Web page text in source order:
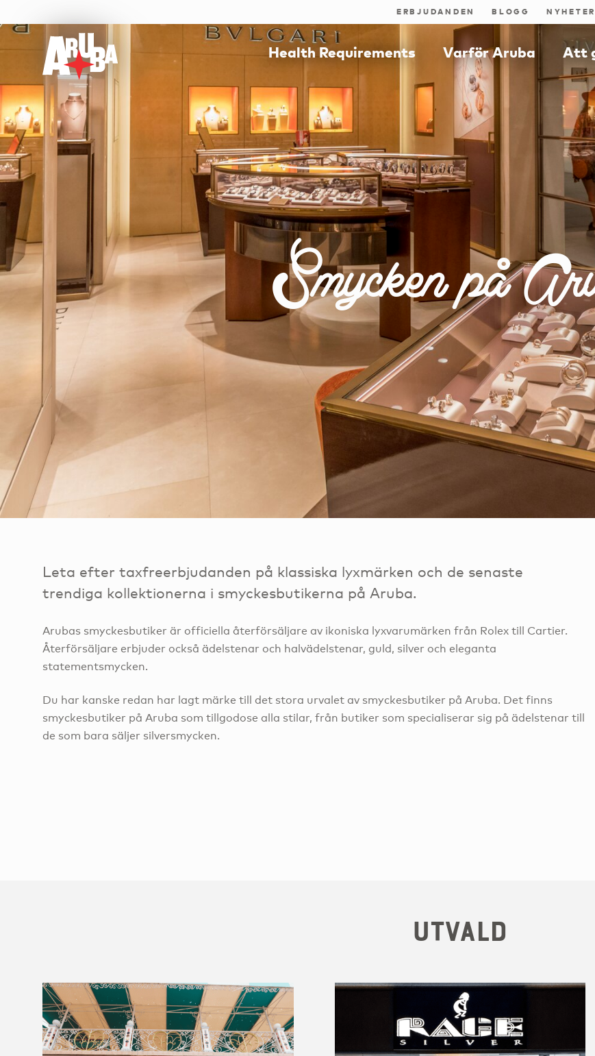
ERBJUDANDEN BLOGG NYHETER
Health Requirements Varför Aruba Att
Smycken på
Leta efter taxfreerbjudanden på klassiska lyxmärken och de senaste
trendiga kollektionerna i smyckesbutikerna på Aruba.
Arubas smyckesbutiker är officiella återförsäljare av ikoniska lyxvarumärken från Rolex till Cartier.
Återförsäljare erbjuder också ädelstenar och halvädelstenar, guld, silver och eleganta
statementsmycken.
Du har kanske redan har lagt märke till det stora urvalet av smyckesbutiker på Aruba. Det finns
smyckesbutiker på Aruba som tillgodose alla stilar, från butiker som specialiserar sig på ädelstenar till
de som bara säljer silversmycken.
Utvald